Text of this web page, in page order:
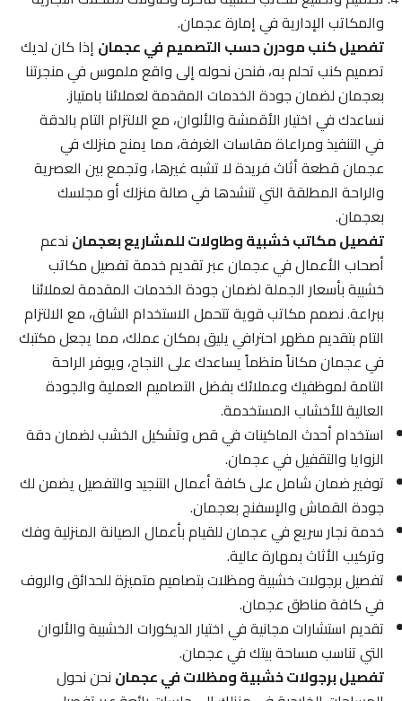
والمكاتب الإدارية في إمارة عجمان.
تفصيل كنب مودرن حسب التصميم في عجمانإذا كان لديك
تصميم كنب تحلم به، فنحن نحوله إلى واقع ملموس في منجرتنا
بعجمان لضمان جودة الخدمات المقدمة لعملائنا بامتياز.
نساعدك في اختيار الأقمشة والألوان، مع الالتزام التام بالدقة
في التنفيذ ومراعاة مقاسات الغرفة، مما يمنح منزلك في
عجمان قطعة أثاث فريدة لا تشبه غيرها، وتجمع بين العصرية
والراحة المطلقة التي تنشدها في صالة منزلك أو مجلسك
بعجمان.
تفصيل مكاتب خشبية وطاولات للمشاريع بعجمانندعم
أصحاب الأعمال في عجمان عبر تقديم خدمة تفصيل مكاتب
خشبية بأسعار الجملة لضمان جودة الخدمات المقدمة لعملائنا
ببراعة. نصمم مكاتب قوية تتحمل الاستخدام الشاق، مع الالتزام
التام بتقديم مظهر احترافي يليق بمكان عملك، مما يجعل مكتبك
في عجمان مكاناً منظماً يساعدك على النجاح، ويوفر الراحة
التامة لموظفيك وعملائك بفضل التصاميم العملية والجودة
العالية للأخشاب المستخدمة.
استخدام أحدث الماكينات في قص وتشكيل الخشب لضمان دقة
الزوايا والتقفيل في عجمان.
توفير ضمان شامل على كافة أعمال التنجيد والتفصيل يضمن لك
جودة القماش والإسفنج بعجمان.
خدمة نجار سريع في عجمان للقيام بأعمال الصيانة المنزلية وفك
وتركيب الأثاث بمهارة عالية.
تفصيل برجولات خشبية ومظلات بتصاميم متميزة للحدائق والروف
في كافة مناطق عجمان.
تقديم استشارات مجانية في اختيار الديكورات الخشبية والألوان
التي تناسب مساحة بيتك في عجمان.
تفصيل برجولات خشبية ومظلات في عجماننحن نحول